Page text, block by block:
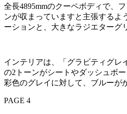
全長4895mmのクーペボディで、
ンが収まっていますと主張するよ
ーションと、大きなラジエターグ
インテリアは、「グラビティグレ
の2トーンがシートやダッシュボ
彩色のグレイに対して、ブルーが
PAGE 4